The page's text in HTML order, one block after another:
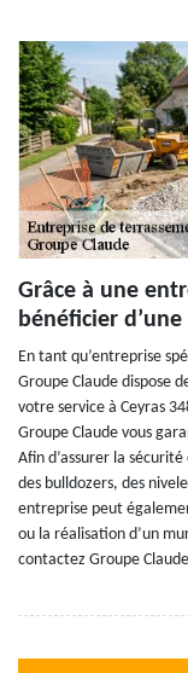
Grâce à une
bénéficier
En tant qu’entreprise
Groupe Claude dispose
votre service à Ceyras
Groupe Claude vous
Afin d’assurer la
des bulldozers, des
entreprise peut
ou la réalisation d’un
contactez Groupe